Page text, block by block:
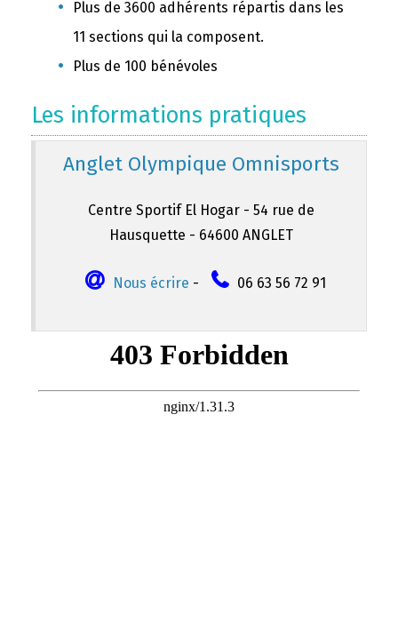
Plus de 3600 adhérents répartis dans les
11 sections qui la composent.
Plus de 100 bénévoles
Les informations pratiques
Anglet Olympique Omnisports
Centre Sportif El Hogar - 54 rue de
Hausquette - 64600 ANGLET
Nous écrire - 06 63 56 72 91